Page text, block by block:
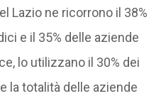
Lazio ne ricorrono il 38%
e il 35% delle aziende
lo utilizzano il 30% dei
la totalità delle aziende